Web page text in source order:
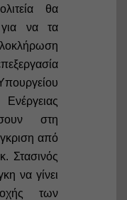
θα
για να τα
στη
από
Στασινός
να γίνει
των